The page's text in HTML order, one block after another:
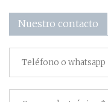
Nuestro contacto